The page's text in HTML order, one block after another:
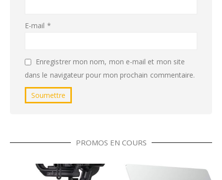
E-mail *
Enregistrer mon nom, mon e-mail et mon site
dans le navigateur pour mon prochain commentaire.
PROMOS EN COURS